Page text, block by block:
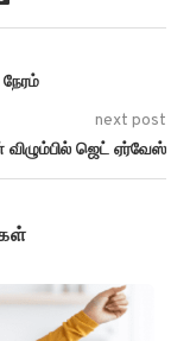
next post
விழும்பில் ஜெட் ஏர்வேஸ்